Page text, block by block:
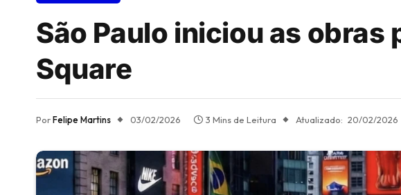
São Paulo iniciou as obras
Square
PorFelipe Martins 03/02/2026 3 Mins de Leitura Atualizado: 20/02/2026